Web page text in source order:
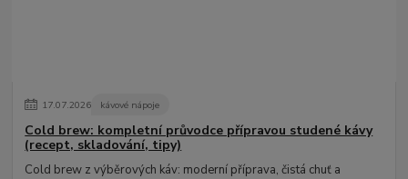
17.07.2026 kávové nápoje
Cold brew: kompletní průvodce přípravou studené kávy
(recept, skladování, tipy)
Cold brew z výběrových káv: moderní příprava, čistá chuť a